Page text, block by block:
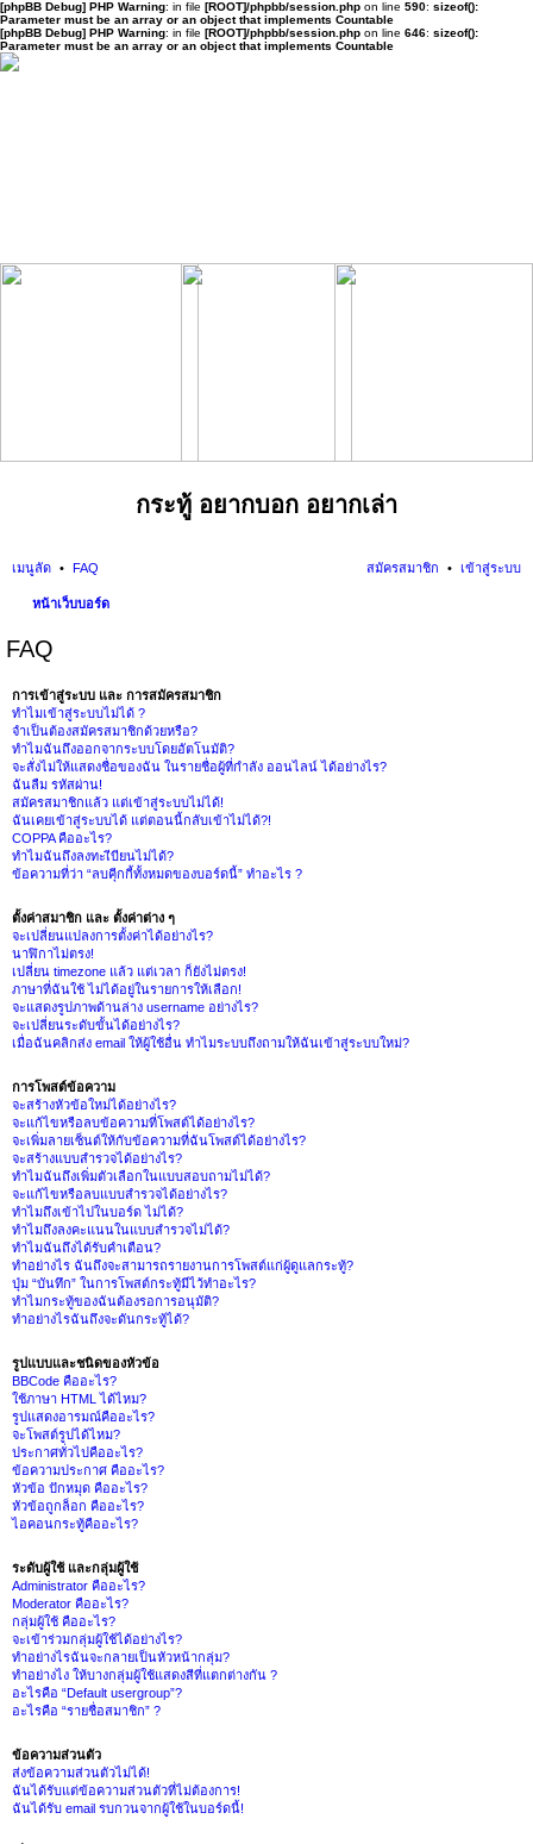
[phpBB Debug] PHP Warning: in file [ROOT]/phpbb/session.php on line 590: sizeof():
Parameter must be an array or an object that implements Countable
[phpBB Debug] PHP Warning: in file [ROOT]/phpbb/session.php on line 646: sizeof():
Parameter must be an array or an object that implements Countable
กระทู้ อยากบอก อยากเล่า
เมนูลัด FAQ เข้าสู่ระบบ
สมัครสมาชิก
หน้าเว็บบอร์ด
FAQ
การเข้าสู่ระบบ และ การสมัครสมาชิก
ทำไมเข้าสู่ระบบไม่ได้ ?
จำเป็นต้องสมัครสมาชิกด้วยหรือ?
ทำไมฉันถึงออกจากระบบโดยอัตโนมัติ?
จะสั่งไม่ให้แสดงชื่อของฉัน ในรายชื่อผู้ที่กำลัง ออนไลน์ ได้อย่างไร?
ฉันลืม รหัสผ่าน!
สมัครสมาชิกแล้ว แต่เข้าสู่ระบบไม่ได้!
ฉันเคยเข้าสู่ระบบได้ แต่ตอนนี้กลับเข้าไม่ได้?!
COPPA คืออะไร?
ทำไมฉันถึงลงทะเีบียนไม่ได้?
ข้อความที่ว่า “ลบคุีกกี้ทั้งหมดของบอร์ดนี้” ทำอะไร ?
ตั้งค่าสมาชิก และ ตั้งค่าต่าง ๆ
จะเปลี่ยนแปลงการตั้งค่าได้อย่างไร?
นาฬิกาไม่ตรง!
เปลี่ยน timezone แล้ว แต่เวลา ก็ยังไม่ตรง!
ภาษาที่ฉันใช้ ไม่ได้อยู่ในรายการให้เลือก!
จะแสดงรูปภาพด้านล่าง username อย่างไร?
จะเปลี่ยนระดับขั้นได้อย่างไร?
เมื่อฉันคลิกส่ง email ให้ผู้ใช้อื่น ทำไมระบบถึงถามให้ฉันเข้าสู่ระบบใหม่?
การโพสต์ข้อความ
จะสร้างหัวข้อใหม่ได้อย่างไร?
จะแก้ไขหรือลบข้อความที่โพสต์ได้อย่างไร?
จะเพิ่มลายเซ็นต์ให้กับข้อความที่ฉันโพสต์ได้อย่างไร?
จะสร้างแบบสำรวจได้อย่างไร?
ทำไมฉันถึงเพิ่มตัวเลือกในแบบสอบถามไม่ได้?
จะแก้ไขหรือลบแบบสำรวจได้อย่างไร?
ทำไมถึงเข้าไปในบอร์ด ไม่ได้?
ทำไมถึงลงคะแนนในแบบสำรวจไม่ได้?
ทำไมฉันถึงได้รับคำเตือน?
ทำอย่างไร ฉันถึงจะสามารถรายงานการโพสต์แก่ผู้ดูแลกระทู้?
ปุ่ม “บันทึก” ในการโพสต์กระทู้มีไว้ทำอะไร?
ทำไมกระทู้ของฉันต้องรอการอนุมัติ?
ทำอย่างไรฉันถึงจะดันกระทู้ได้?
รูปแบบและชนิดของหัวข้อ
BBCode คืออะไร?
ใช้ภาษา HTML ได้ไหม?
รูปแสดงอารมณ์คืออะไร?
จะโพสต์รูปได้ไหม?
ประกาศทั่วไปคืออะไร?
ข้อความประกาศ คืออะไร?
หัวข้อ ปักหมุด คืออะไร?
หัวข้อถูกล็อก คืออะไร?
ไอคอนกระทู้คืออะไร?
ระดับผู้ใช้ และกลุ่มผู้ใช้
Administrator คืออะไร?
Moderator คืออะไร?
กลุ่มผู้ใช้ คืออะไร?
จะเข้าร่วมกลุ่มผู้ใช้ได้อย่างไร?
ทำอย่างไรฉันจะกลายเป็นหัวหน้ากลุ่ม?
ทำอย่างไง ให้บางกลุ่มผู้ใช้แสดงสีที่แตกต่างกัน ?
อะไรคือ “Default usergroup”?
อะไรคือ “รายชื่อสมาชิก” ?
ข้อความส่วนตัว
ส่งข้อความส่วนตัวไม่ได้!
ฉันได้รับแต่ข้อความส่วนตัวที่ไม่ต้องการ!
ฉันได้รับ email รบกวนจากผู้ใช้ในบอร์ดนี้!